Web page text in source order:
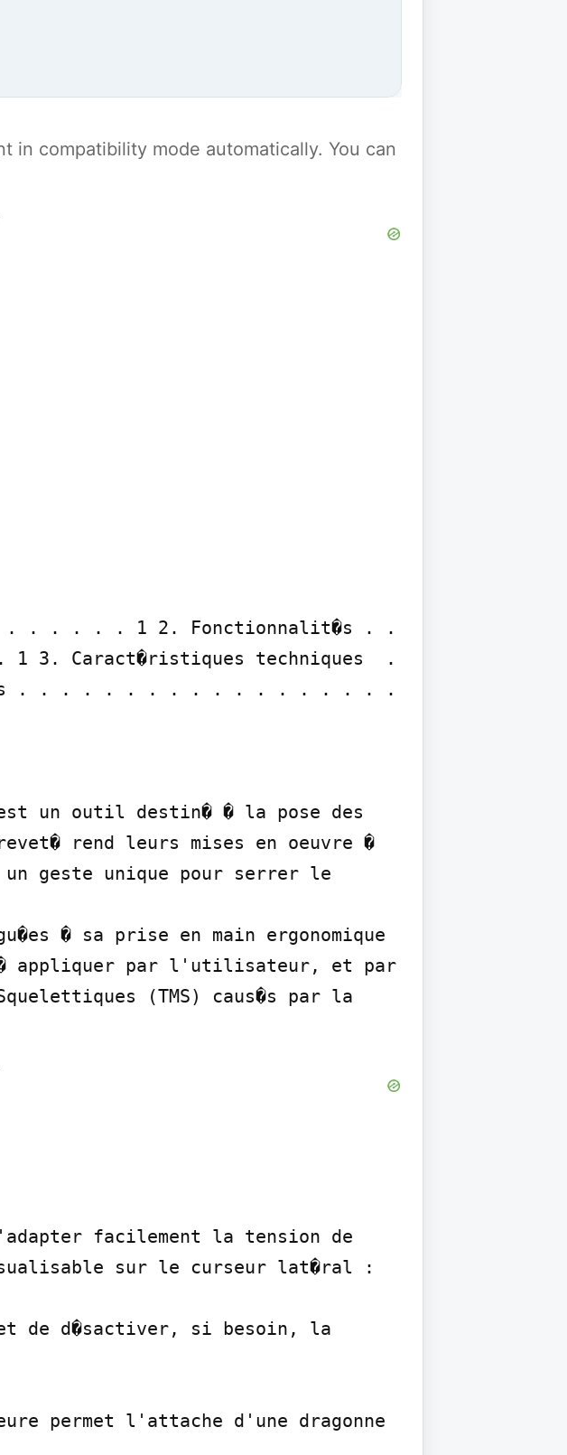
in compatibility mode automatically. You can
. . . . . . 1 2. Fonctionnalit�s . .
techniques  .
. . . . . . . . . . . . . . . . . .
est un outil destin� � la pose des
rend leurs mises en oeuvre �
geste unique pour serrer le
� sa prise en main ergonomique
� appliquer par l'utilisateur, et par
(TMS) caus�s par la
facilement la tension de
sur le curseur lat�ral :
de d�sactiver, si besoin, la
permet l'attache d'une dragonne